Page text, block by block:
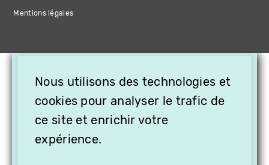
Mentions légales
Nous utilisons des technologies et
cookies pour analyser le trafic de
ce site et enrichir votre
expérience.
OFFREZ LA VIDÉO EN
CADEAU, ABONNEZ VOS
PROCHES À VITHÈQUE !